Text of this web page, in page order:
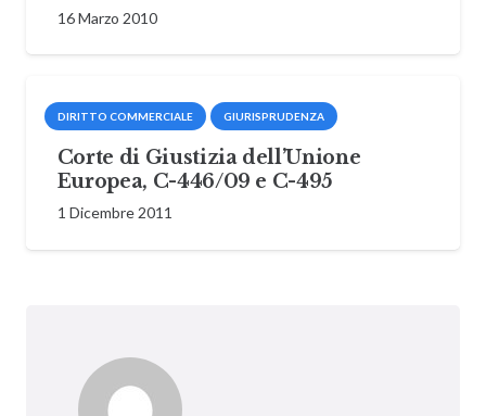
16 Marzo 2010
DIRITTO COMMERCIALE GIURISPRUDENZA
Corte di Giustizia dell’Unione
Europea, C-446/09 e C-495
1 Dicembre 2011